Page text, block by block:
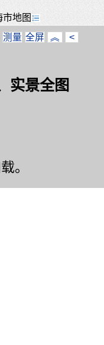
市地图
测量 全屏 ︽ <
实景全图
。